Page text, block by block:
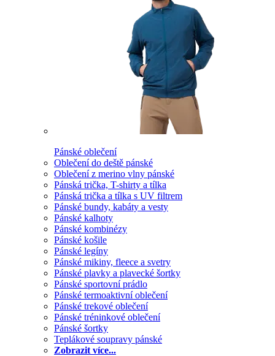
Pánské oblečení
Oblečení do deště pánské
Oblečení z merino vlny pánské
Pánská trička, T-shirty a tílka
Pánská trička a tílka s UV filtrem
Pánské bundy, kabáty a vesty
Pánské kalhoty
Pánské kombinézy
Pánské košile
Pánské legíny
Pánské mikiny, fleece a svetry
Pánské plavky a plavecké šortky
Pánské sportovní prádlo
Pánské termoaktivní oblečení
Pánské trekové oblečení
Pánské tréninkové oblečení
Pánské šortky
Teplákové soupravy pánské
Zobrazit více...